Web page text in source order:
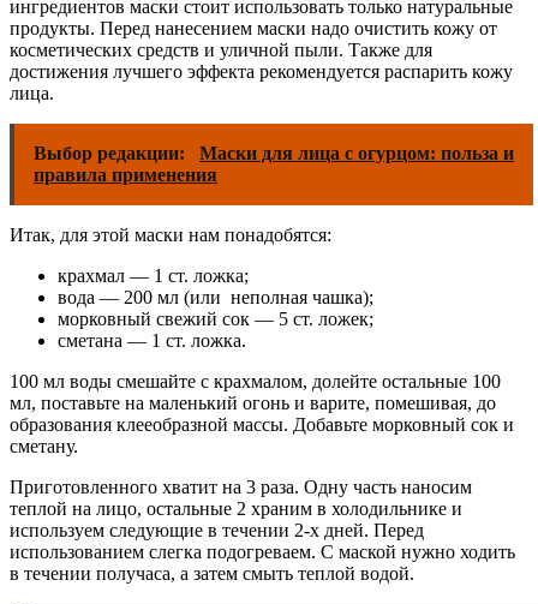
ингредиентов маски стоит использовать только натуральные
продукты. Перед нанесением маски надо очистить кожу от
косметических средств и уличной пыли. Также для
достижения лучшего эффекта рекомендуется распарить кожу
лица.
Выбор редакции:
Маски для лица с огурцом: польза и
правила применения
Итак, для этой маски нам понадобятся:
крахмал — 1 ст. ложка;
вода — 200 мл (или неполная чашка);
морковный свежий сок — 5 ст. ложек;
сметана — 1 ст. ложка.
100 мл воды смешайте с крахмалом, долейте остальные 100
мл, поставьте на маленький огонь и варите, помешивая, до
образования клееобразной массы. Добавьте морковный сок и
сметану.
Приготовленного хватит на 3 раза. Одну часть наносим
теплой на лицо, остальные 2 храним в холодильнике и
используем следующие в течении 2-х дней. Перед
использованием слегка подогреваем. С маской нужно ходить
в течении получаса, а затем смыть теплой водой.